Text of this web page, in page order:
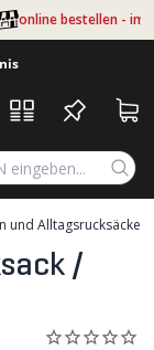
online bestellen - im
und Alltagsrucksäcke
/